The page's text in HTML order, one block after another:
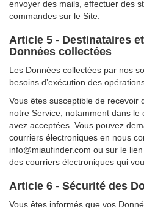
envoyer des mails, effectuer des
commandes sur le Site.
Article 5 - Destinataires
Données collectées
Les Données collectées par nos
besoins d’exécution des
Vous êtes susceptible de recevoir
notre Service, notamment dans
avez acceptées. Vous pouvez
courriers électroniques en nous
info@miaufinder.com ou sur le
des courriers électroniques qui
Article 6 - Sécurité des
Vous êtes informés que vos